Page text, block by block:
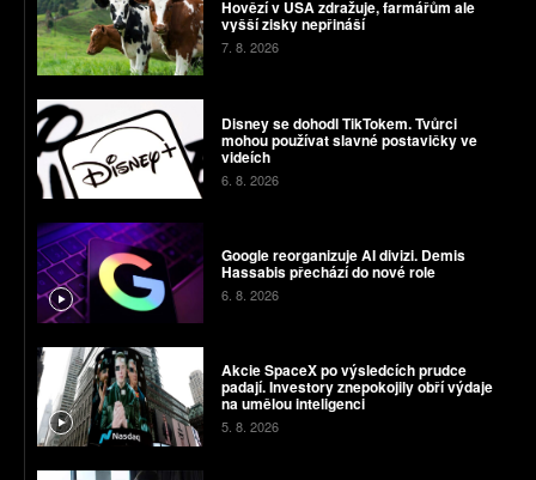
Hovězí v USA zdražuje, farmářům ale
vyšší zisky nepřináší
7. 8. 2026
Disney se dohodl TikTokem. Tvůrci
mohou používat slavné postavičky ve
videích
6. 8. 2026
Google reorganizuje AI divizi. Demis
Hassabis přechází do nové role
6. 8. 2026
Akcie SpaceX po výsledcích prudce
padají. Investory znepokojily obří výdaje
na umělou inteligenci
5. 8. 2026